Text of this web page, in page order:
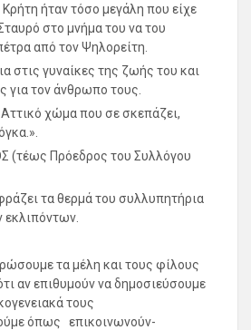
Κρήτη ήταν τόσο μεγάλη που είχε
στο μνήμα του να του
από τον Ψηλορείτη.
στις γυναίκες της ζωής του και
για τον άνθρωπο τους.
χώμα που σε σκεπάζει,
(τέως Πρόεδρος του Συλλόγου
τα θερμά του συλλυπητήρια
εκλιπόντων.
τα μέλη και τους φίλους
αν επιθυμούν να δημοσιεύσουμε
τους
όπως επικοινωνούν-